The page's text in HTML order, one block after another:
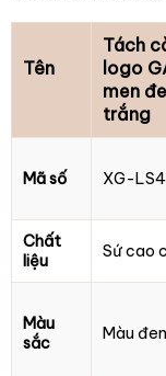
Tên
Tách
logo
men
trắng
Mã số XG-
Chất
liệu
Sứ cao
Màu
sắc
Màu đen